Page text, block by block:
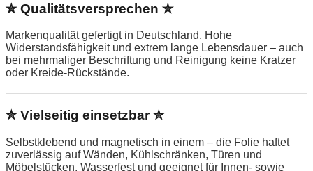
✮ Qualitätsversprechen ✮
Markenqualität gefertigt in Deutschland. Hohe
Widerstandsfähigkeit und extrem lange Lebensdauer – auch
bei mehrmaliger Beschriftung und Reinigung keine Kratzer
oder Kreide-Rückstände.
✮ Vielseitig einsetzbar ✮
Selbstklebend und magnetisch in einem – die Folie haftet
zuverlässig auf Wänden, Kühlschränken, Türen und
Möbelstücken. Wasserfest und geeignet für Innen- sowie